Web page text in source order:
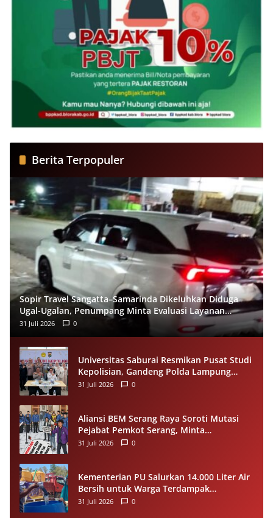
Berita Terpopuler
Sopir Travel Sangatta–Samarinda Dikeluhkan Diduga
Ugal-Ugalan, Penumpang Minta Evaluasi Layanan
Almeera
31 Juli 2026 0
Universitas Saburai Resmikan Pusat Studi
Kepolisian, Gandeng Polda Lampung
Perkuat Riset dan Pelayanan Publik
31 Juli 2026 0
Aliansi BEM Serang Raya Soroti Mutasi
Pejabat Pemkot Serang, Minta
Penempatan Jabatan Berbasis
31 Juli 2026 0
Kementerian PU Salurkan 14.000 Liter Air
Bersih untuk Warga Terdampak
Kekeringan di Seram Bagian Timur
31 Juli 2026 0